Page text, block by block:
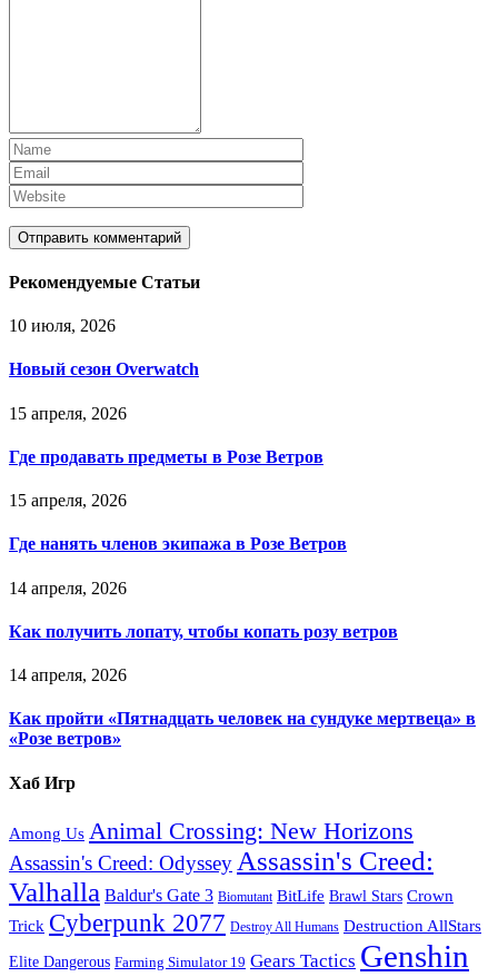
Рекомендуемые Статьи
10 июля, 2026
Новый сезон Overwatch
15 апреля, 2026
Где продавать предметы в Розе Ветров
15 апреля, 2026
Где нанять членов экипажа в Розе Ветров
14 апреля, 2026
Как получить лопату, чтобы копать розу ветров
14 апреля, 2026
Как пройти «Пятнадцать человек на сундуке мертвеца» в
«Розе ветров»
Хаб Игр
Among Us Animal Crossing: New Horizons
Assassin's Creed: Odyssey Assassin's Creed:
Valhalla Baldur's Gate 3 Biomutant BitLife Brawl Stars Crown
Trick Cyberpunk 2077 Destroy All Humans Destruction AllStars
Elite Dangerous Farming Simulator 19 Gears Tactics Genshin